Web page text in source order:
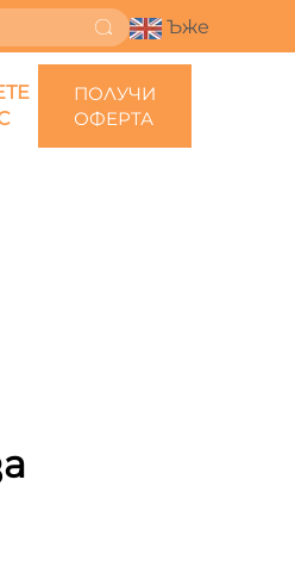
Ъже
ПОЛУЧИ
ОФЕРТА